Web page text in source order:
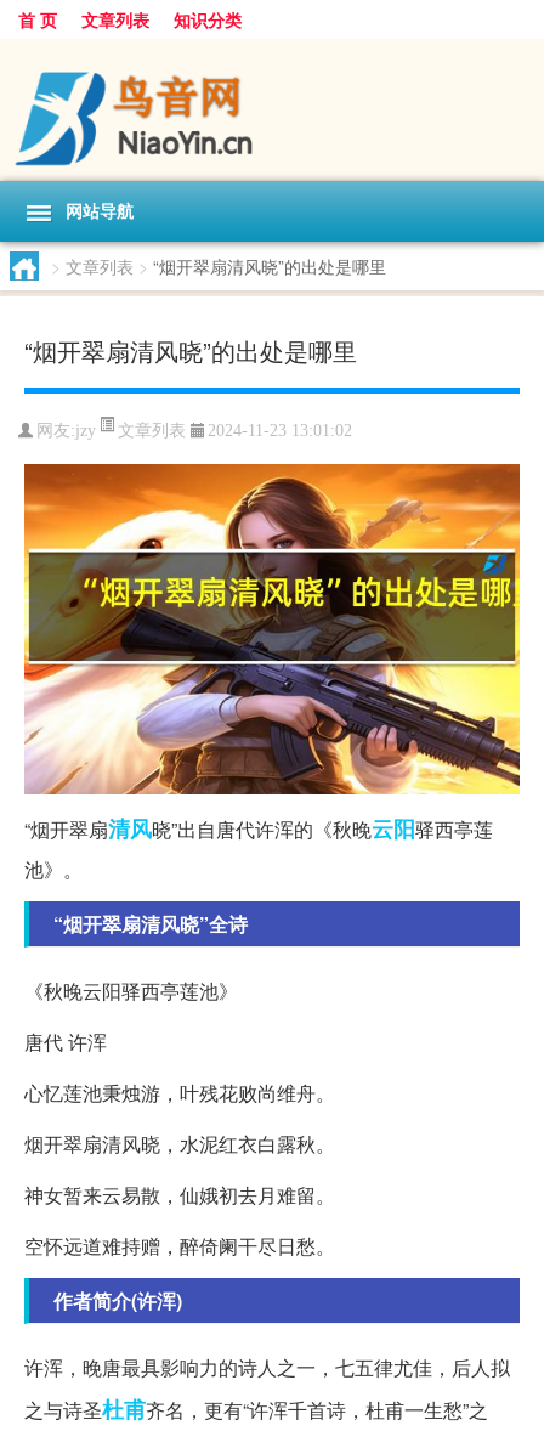
首 页 文章列表 知识分类
网站导航
> 文章列表 > “烟开翠扇清风晓”的出处是哪里
“烟开翠扇清风晓”的出处是哪里
网友:jzy 文章列表 2024-11-23 13:01:02
“烟开翠扇清风晓”出自唐代许浑的《秋晚云阳驿西亭莲
池》。
“烟开翠扇清风晓”全诗
《秋晚云阳驿西亭莲池》
唐代 许浑
心忆莲池秉烛游，叶残花败尚维舟。
烟开翠扇清风晓，水泥红衣白露秋。
神女暂来云易散，仙娥初去月难留。
空怀远道难持赠，醉倚阑干尽日愁。
作者简介(许浑)
许浑，晚唐最具影响力的诗人之一，七五律尤佳，后人拟
之与诗圣杜甫齐名，更有“许浑千首诗，杜甫一生愁”之